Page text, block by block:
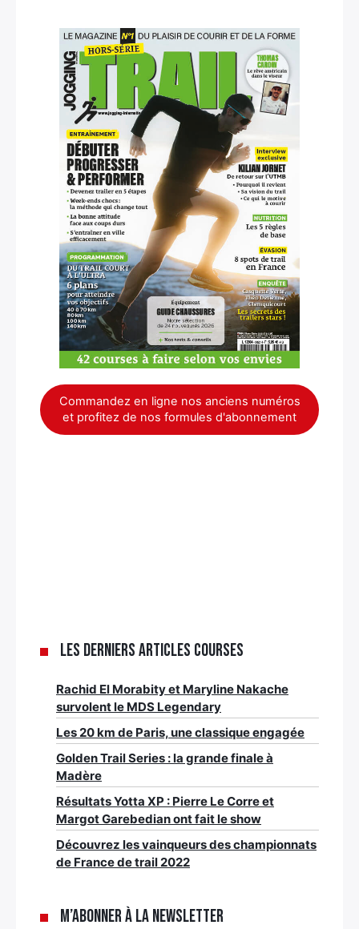
Commandez en ligne nos anciens numéros
et profitez de nos formules d'abonnement
Les derniers articles Courses
Rachid El Morabity et Maryline Nakache
survolent le MDS Legendary
Les 20 km de Paris, une classique engagée
Golden Trail Series : la grande finale à
Madère
Résultats Yotta XP : Pierre Le Corre et
Margot Garebedian ont fait le show
Découvrez les vainqueurs des championnats
de France de trail 2022
M’abonner à la newsletter
Rechercher